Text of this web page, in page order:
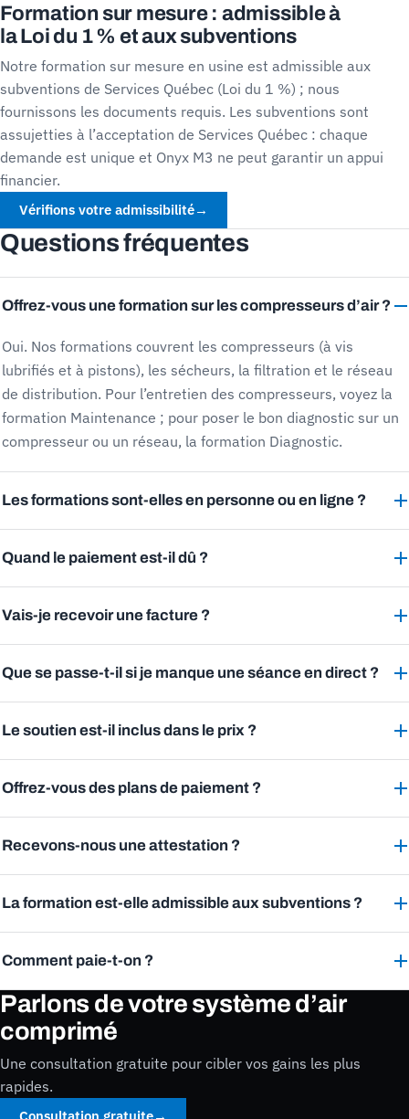
Formation sur mesure : admissible à
la Loi du 1 % et aux subventions
Notre formation sur mesure en usine est admissible aux
subventions de Services Québec (Loi du 1 %) ; nous
fournissons les documents requis. Les subventions sont
assujetties à l’acceptation de Services Québec : chaque
demande est unique et Onyx M3 ne peut garantir un appui
financier.
Vérifions votre admissibilité→
Questions fréquentes
Offrez-vous une formation sur les compresseurs d’air ?
Oui. Nos formations couvrent les compresseurs (à vis
lubrifiés et à pistons), les sécheurs, la filtration et le réseau
de distribution. Pour l’entretien des compresseurs, voyez la
formation Maintenance ; pour poser le bon diagnostic sur un
compresseur ou un réseau, la formation Diagnostic.
Les formations sont-elles en personne ou en ligne ?
Quand le paiement est-il dû ?
Vais-je recevoir une facture ?
Que se passe-t-il si je manque une séance en direct ?
Le soutien est-il inclus dans le prix ?
Offrez-vous des plans de paiement ?
Recevons-nous une attestation ?
La formation est-elle admissible aux subventions ?
Comment paie-t-on ?
Parlons de votre système d’air
comprimé
Une consultation gratuite pour cibler vos gains les plus
rapides.
Consultation gratuite→